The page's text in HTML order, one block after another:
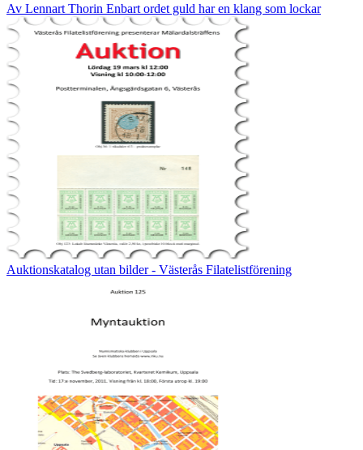
Av Lennart Thorin Enbart ordet guld har en klang som lockar
Auktionskatalog utan bilder - Västerås Filatelistförening